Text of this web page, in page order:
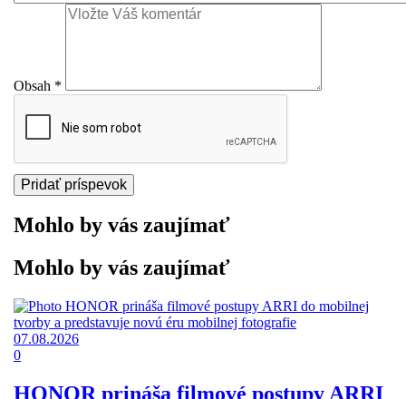
Obsah *
Mohlo by vás zaujímať
Mohlo by vás zaujímať
07.08.2026
0
HONOR prináša filmové postupy ARRI